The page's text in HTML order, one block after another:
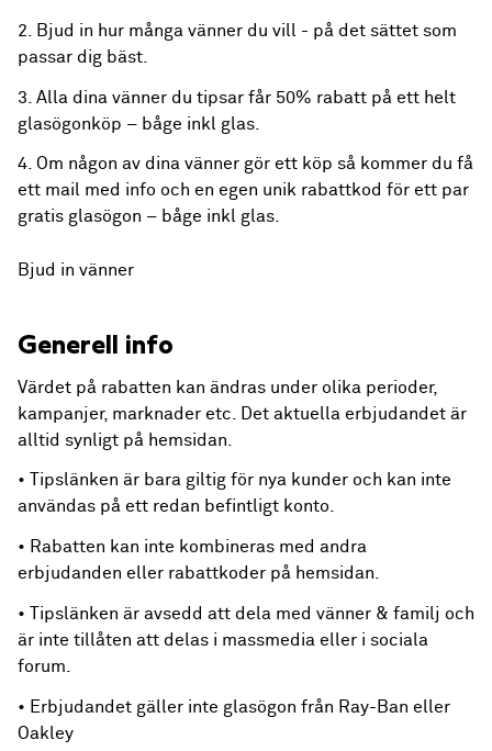
2. Bjud in hur många vänner du vill - på det sättet som
passar dig bäst.
3. Alla dina vänner du tipsar får 50% rabatt på ett helt
glasögonköp – båge inkl glas.
4. Om någon av dina vänner gör ett köp så kommer du få
ett mail med info och en egen unik rabattkod för ett par
gratis glasögon – båge inkl glas.
Bjud in vänner
Generell info
Värdet på rabatten kan ändras under olika perioder,
kampanjer, marknader etc. Det aktuella erbjudandet är
alltid synligt på hemsidan.
• Tipslänken är bara giltig för nya kunder och kan inte
användas på ett redan befintligt konto.
• Rabatten kan inte kombineras med andra
erbjudanden eller rabattkoder på hemsidan.
• Tipslänken är avsedd att dela med vänner & familj och
är inte tillåten att delas i massmedia eller i sociala
forum.
• Erbjudandet gäller inte glasögon från Ray-Ban eller
Oakley